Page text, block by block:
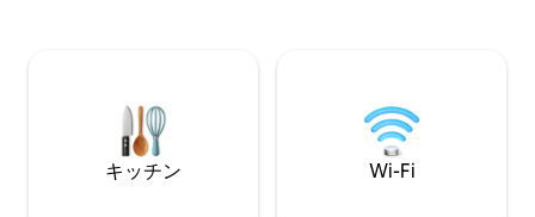
キッチン Wi-Fi